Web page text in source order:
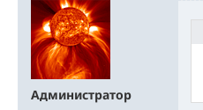
Администратор